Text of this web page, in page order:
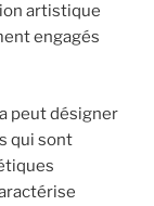
artistique
engagés
peut désigner
qui sont